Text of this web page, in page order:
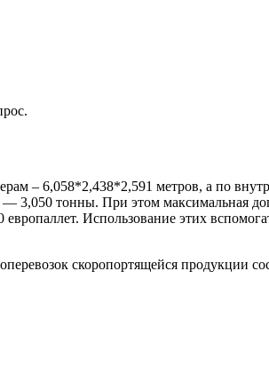
– 6,058*2,438*2,591 метров, а по
тонны. При этом максимальная
Использование этих
скоропортящейся продукции